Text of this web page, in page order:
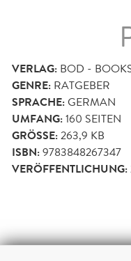
VERLAG: BOD -
GENRE: RATGEBER
SPRACHE:GERMAN
UMFANG:160 SEITEN
GRÖSSE: 263,9 KB
ISBN:9783848267347
VERÖFFENTLICHUNG: